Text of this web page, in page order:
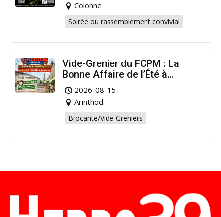
Colonne
Soirée ou rassemblement convivial
Vide-Grenier du FCPM : La
Bonne Affaire de l’Été à
Arinthod !
2026-08-15
Arinthod
Brocante/Vide-Greniers